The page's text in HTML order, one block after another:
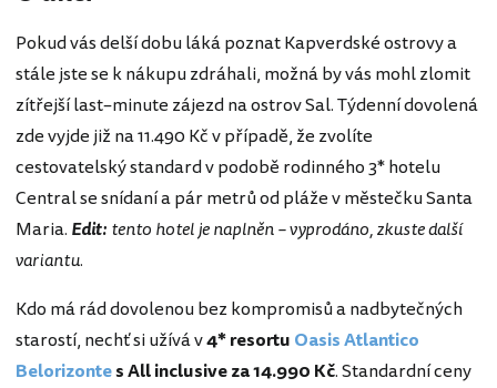
Pokud vás delší dobu láká poznat Kapverdské ostrovy a
stále jste se k nákupu zdráhali, možná by vás mohl zlomit
zítřejší last–minute zájezd na ostrov Sal. Týdenní dovolená
zde vyjde již na 11.490 Kč v případě, že zvolíte
cestovatelský standard v podobě rodinného 3* hotelu
Central se snídaní a pár metrů od pláže v městečku Santa
Maria. Edit: tento hotel je naplněn – vyprodáno, zkuste další
variantu.
Kdo má rád dovolenou bez kompromisů a nadbytečných
starostí, nechť si užívá v4* resortu Oasis Atlantico
Belorizontes All inclusive za 14.990 Kč. Standardní ceny